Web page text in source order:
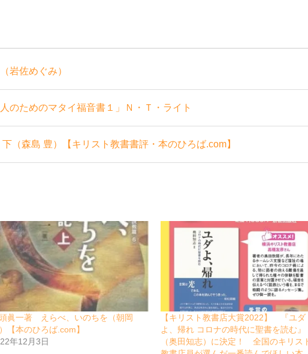
岩佐めぐみ）
のためのマタイ福音書１」Ｎ・Ｔ・ライト
森島 豊）【キリスト教書書評・本のひろば.com】
眞一著 えらべ、いのちを（朝岡
【本のひろば.com】
年12月3日
【キリスト教書店大賞2022】 『ユダ
よ、帰れ コロナの時代に聖書を読む』
（奥田知志）に決定！ 全国のキリス